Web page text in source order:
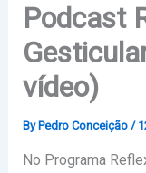
Podcast
vídeo)
By Pedro Conceição /
No Programa